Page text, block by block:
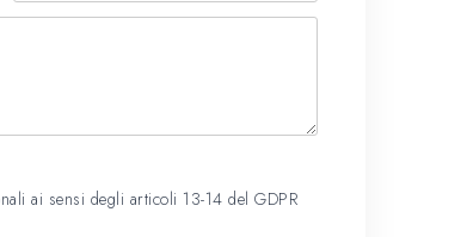
ai sensi degli articoli 13-14 del GDPR